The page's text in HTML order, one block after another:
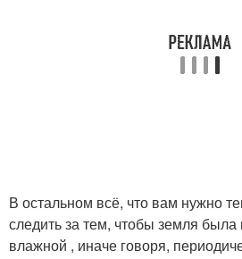
В остальном всё, что вам нужно
следить за тем, чтобы земля была
влажной , иначе говоря,